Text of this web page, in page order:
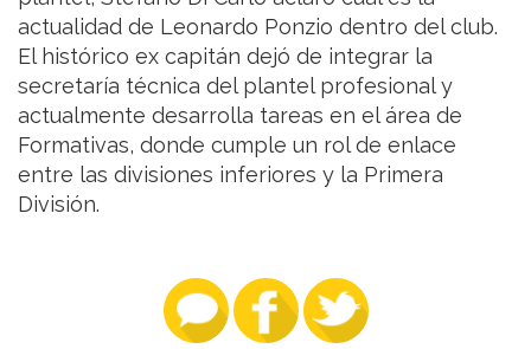
actualidad de Leonardo Ponzio dentro del club.
El histórico ex capitán dejó de integrar la
secretaría técnica del plantel profesional y
actualmente desarrolla tareas en el área de
Formativas, donde cumple un rol de enlace
entre las divisiones inferiores y la Primera
División.